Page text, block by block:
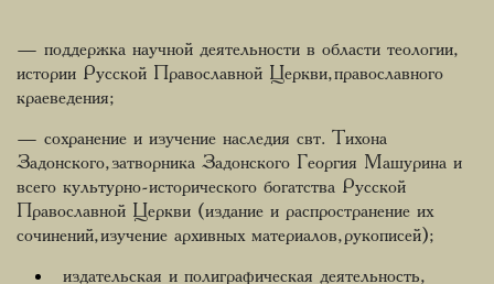
— поддержка научной деятельности в области теологии,
истории Русской Православной Церкви, православного
краеведения;
— сохранение и изучение наследия свт. Тихона
Задонского, затворника Задонского Георгия Машурина и
всего культурно-исторического богатства Русской
Православной Церкви (издание и распространение их
сочинений, изучение архивных материалов, рукописей);
издательская и полиграфическая деятельность,